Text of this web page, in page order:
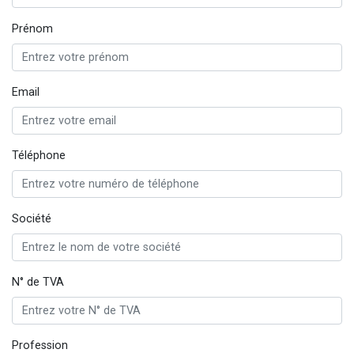
Prénom
Email
Téléphone
Société
N° de TVA
Profession